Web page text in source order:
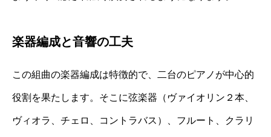
楽器編成と音響の工夫
この組曲の楽器編成は特徴的で、二台のピアノが中心的
役割を果たします。そこに弦楽器（ヴァイオリン２本、
ヴィオラ、チェロ、コントラバス）、フルート、クラリ